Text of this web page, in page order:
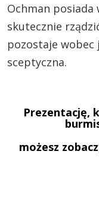
Ochman posiada
skutecznie
pozostaje wobec
sceptyczna.
Prezentację,
możesz